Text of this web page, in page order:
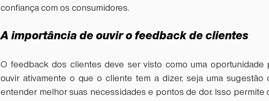
confiança com os consumidores.
A importância de ouvir o feedback de clientes
O feedback dos clientes deve ser visto como uma oportunidade
ouvir ativamente o que o cliente tem a dizer, seja uma sugestão
entender melhor suas necessidades e pontos de dor. Isso permite